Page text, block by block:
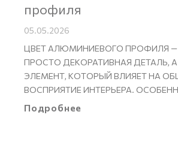
профиля
05.05.2026
ЦВЕТ АЛЮМИНИЕВОГО ПРОФИЛЯ —
ПРОСТО ДЕКОРАТИВНАЯ ДЕТАЛЬ,
ЭЛЕМЕНТ, КОТОРЫЙ ВЛИЯЕТ НА
ВОСПРИЯТИЕ ИНТЕРЬЕРА.
Подробнее